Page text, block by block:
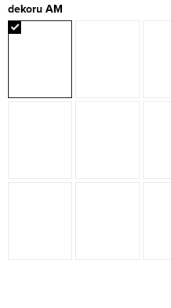
dekoru AM